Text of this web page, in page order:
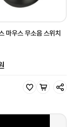
무소음 스위치